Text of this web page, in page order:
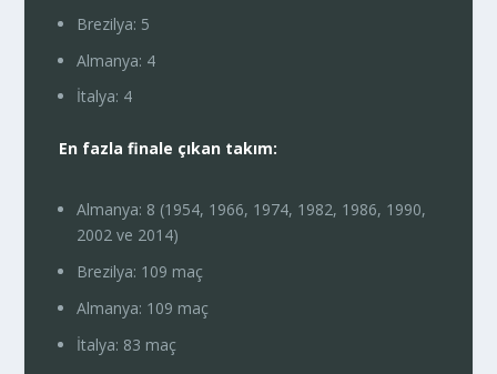
Brezilya: 5
Almanya: 4
İtalya: 4
En fazla finale çıkan takım:
Almanya: 8 (1954, 1966, 1974, 1982, 1986, 1990,
2002 ve 2014)
Brezilya: 109 maç
Almanya: 109 maç
İtalya: 83 maç